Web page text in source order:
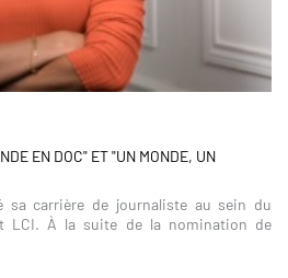
EN DOC" ET "UN MONDE, UN
sa carrière de journaliste au sein du
LCI. À la suite de la nomination de